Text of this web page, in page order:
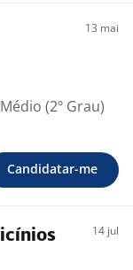
13 mai
(2º Grau)
Candidatar-me
14 jul